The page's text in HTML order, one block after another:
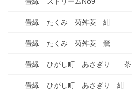
畳縁 たくみ 菊舛菱 紺
畳縁 たくみ 菊舛菱 鶯
畳縁 ひがし町 あさぎり 茶
畳縁 ひがし町 あさぎり 紺